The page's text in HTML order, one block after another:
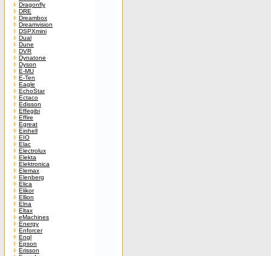
Dragonfly
DRE
Dreambox
Dreamvision
DSPXmini
Dual
Dune
DVR
Dynatone
Dyson
E-MU
E-Ten
Eagle
EchoStar
Ectaco
Edisson
Effegibi
Effire
Egreat
Einhell
EIO
Elac
Electrolux
Elekta
Elektronica
Elemax
Elenberg
Elica
Elikor
Ellion
Elna
Eltax
eMachines
Energy
Enforcer
Engl
Epson
Erisson